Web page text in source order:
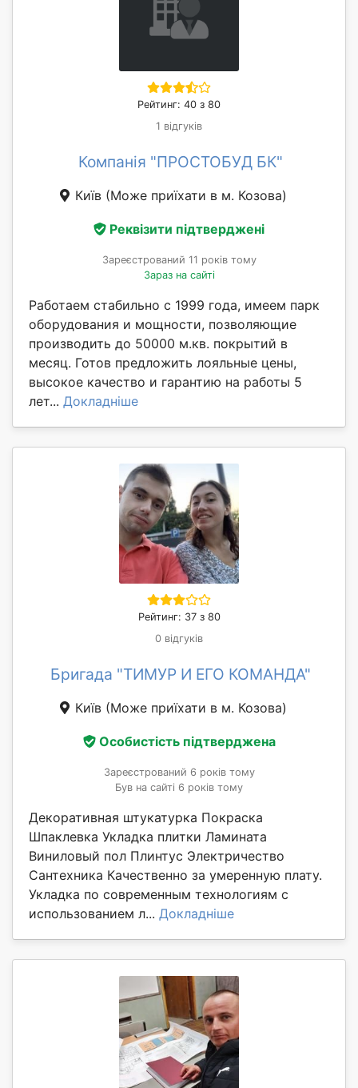
Рейтинг: 40 з 80
1 відгуків
Компанія "ПРОСТОБУД БК"
Київ (Може приїхати в м. Козова)
Реквізити підтверджені
Зареєстрований 11 років тому
Зараз на сайті
Работаем стабильно с 1999 года, имеем парк
оборудования и мощности, позволяющие
производить до 50000 м.кв. покрытий в
месяц. Готов предложить лояльные цены,
высокое качество и гарантию на работы 5
лет... Докладніше
Рейтинг: 37 з 80
0 відгуків
Бригада "ТИМУР И ЕГО КОМАНДА"
Київ (Може приїхати в м. Козова)
Особистість підтверджена
Зареєстрований 6 років тому
Був на сайті 6 років тому
Декоративная штукатурка Покраска
Шпаклевка Укладка плитки Ламината
Виниловый пол Плинтус Электричество
Сантехника Качественно за умеренную плату.
Укладка по современным технологиям с
использованием л... Докладніше